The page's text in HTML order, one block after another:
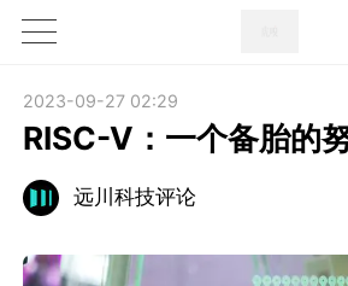
1X
2023-09-27 02:29
RISC-V：一个备胎的
远川科技评论